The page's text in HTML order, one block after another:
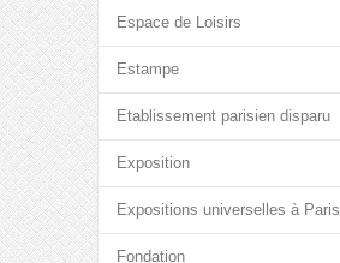
Espace de Loisirs
Estampe
Etablissement parisien disparu
Exposition
Expositions universelles à Paris
Fondation